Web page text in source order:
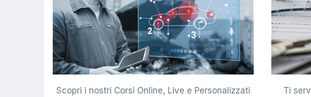
Scopri i nostri Corsi Online, Live e Personalizzati
Ti